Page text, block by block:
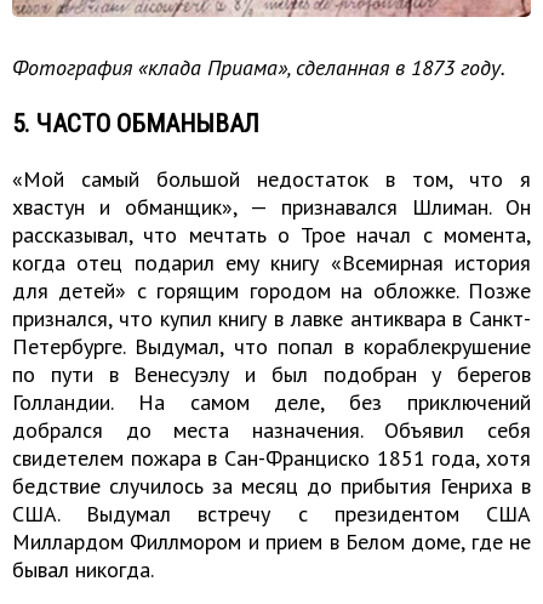
Фотография «клада Приама», сделанная в 1873 году.
5. ЧАСТО ОБМАНЫВАЛ
«Мой самый большой недостаток в том, что я
хвастун и обманщик», — признавался Шлиман. Он
рассказывал, что мечтать о Трое начал с момента,
когда отец подарил ему книгу «Всемирная история
для детей» с горящим городом на обложке. Позже
признался, что купил книгу в лавке антиквара в Санкт-
Петербурге. Выдумал, что попал в кораблекрушение
по пути в Венесуэлу и был подобран у берегов
Голландии. На самом деле, без приключений
добрался до места назначения. Объявил себя
свидетелем пожара в Сан-Франциско 1851 года, хотя
бедствие случилось за месяц до прибытия Генриха в
США. Выдумал встречу с президентом США
Миллардом Филлмором и прием в Белом доме, где не
бывал никогда.